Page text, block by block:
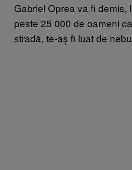
Gabriel Oprea va fi demis,
peste 25 000 de oameni
stradă, te-aș fi luat de